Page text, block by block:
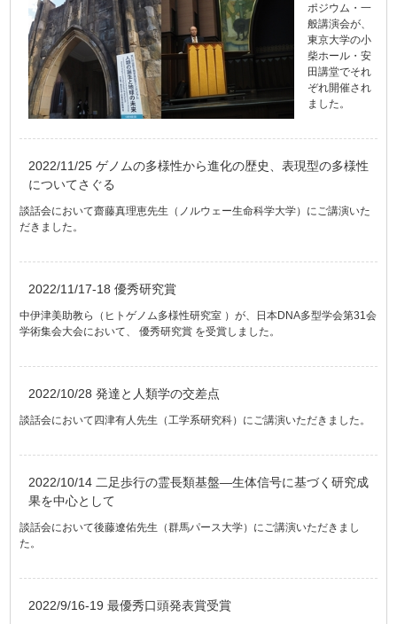
ポジウム・一
般講演会が、
東京大学の小
柴ホール・安
田講堂でそれ
ぞれ開催され
ました。
2022/11/25 ゲノムの多様性から進化の歴史、表現型の多様性
についてさぐる
談話会において齋藤真理恵先生（ノルウェー生命科学大学）にご講演いた
だきました。
2022/11/17-18 優秀研究賞
中伊津美助教ら（ヒトゲノム多様性研究室 ）が、日本DNA多型学会第31会
学術集会大会において、 優秀研究賞 を受賞しました。
2022/10/28 発達と人類学の交差点
談話会において四津有人先生（工学系研究科）にご講演いただきました。
2022/10/14 二足歩行の霊長類基盤―生体信号に基づく研究成
果を中心として
談話会において後藤遼佑先生（群馬パース大学）にご講演いただきまし
た。
2022/9/16-19 最優秀口頭発表賞受賞